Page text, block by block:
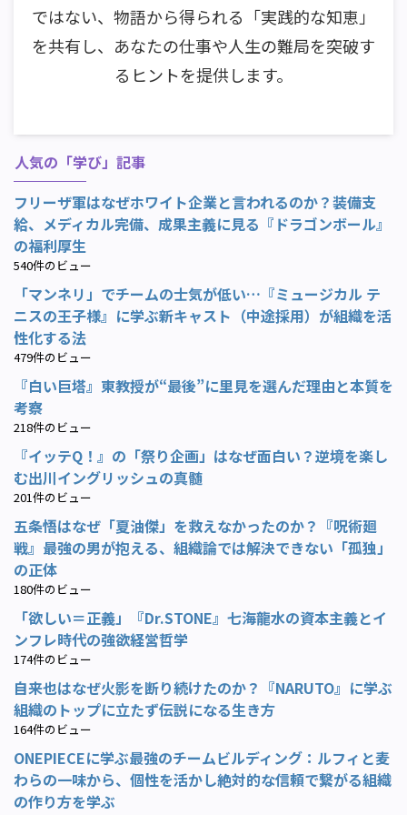
ではない、物語から得られる「実践的な知恵」
を共有し、あなたの仕事や人生の難局を突破す
るヒントを提供します。
人気の「学び」記事
フリーザ軍はなぜホワイト企業と言われるのか？装備支
給、メディカル完備、成果主義に見る『ドラゴンボール』
の福利厚生
540件のビュー
「マンネリ」でチームの士気が低い…『ミュージカル テ
ニスの王子様』に学ぶ新キャスト（中途採用）が組織を活
性化する法
479件のビュー
『白い巨塔』東教授が“最後”に里見を選んだ理由と本質を
考察
218件のビュー
『イッテQ！』の「祭り企画」はなぜ面白い？逆境を楽し
む出川イングリッシュの真髄
201件のビュー
五条悟はなぜ「夏油傑」を救えなかったのか？『呪術廻
戦』最強の男が抱える、組織論では解決できない「孤独」
の正体
180件のビュー
「欲しい＝正義」『Dr.STONE』七海龍水の資本主義とイ
ンフレ時代の強欲経営哲学
174件のビュー
自来也はなぜ火影を断り続けたのか？『NARUTO』に学ぶ
組織のトップに立たず伝説になる生き方
164件のビュー
ONEPIECEに学ぶ最強のチームビルディング：ルフィと麦
わらの一味から、個性を活かし絶対的な信頼で繋がる組織
の作り方を学ぶ